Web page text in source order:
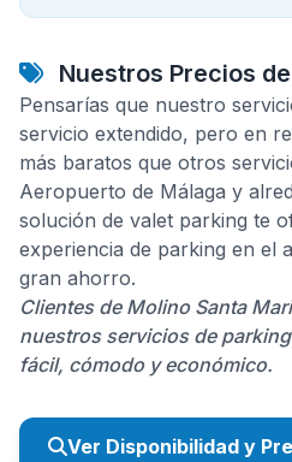
Nuestros Precios
Pensarías que nuestro
servicio extendido, pero en
más baratos que otros
Aeropuerto de Málaga y
solución de valet parking te
experiencia de parking en el
gran ahorro.
Clientes de Molino Santa
nuestros servicios de
fácil, cómodo y económico.
Ver Disponibilidad y